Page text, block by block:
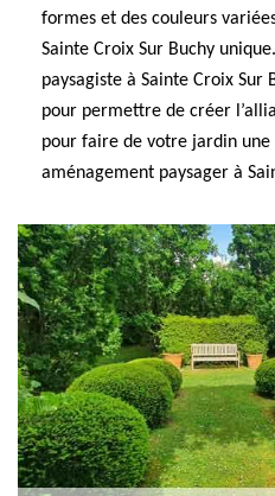
formes et des couleurs
Sainte Croix Sur Buchy
paysagiste à Sainte Croix
pour permettre de créer
pour faire de votre jardin
aménagement paysager à